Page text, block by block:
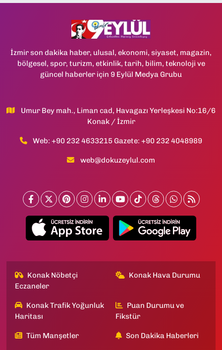
İzmir son dakika haber, ulusal, ekonomi, siyaset, magazin,
bölgesel, spor, turizm, etkinlik, tarih, bilim, teknoloji ve
güncel haberler için 9 Eylül Medya Grubu
Umur Bey mah., Liman cad, Havagazı Yerleşkesi No:16/6
Konak / İzmir
Web: +90 232 4633215 Gazete: +90 232 4048989
web@dokuzeylul.com
Konak Nöbetçi
Eczaneler
Konak Hava Durumu
Konak Trafik Yoğunluk
Haritası
Puan Durumu ve
Fikstür
Tüm Manşetler Son Dakika Haberleri